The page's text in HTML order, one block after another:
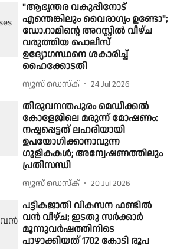
"ആഭ്യന്തര വകുപ്പിനോട്
എന്തെങ്കിലും വൈരാഗ്യം ഉണ്ടോ";
ഡോ.റാമിൻ്റെ അറസ്റ്റിൽ വീഴ്ച
വരുത്തിയ പൊലീസ്
ഉദ്യോഗസ്ഥനെ ശകാരിച്ച്
ഹൈക്കോടതി
ന്യൂസ് ഡെസ്ക് 24 Jul 2026
തിരുവനന്തപുരം മെഡിക്കൽ
കോളേജിലെ മരുന്ന് മോഷണം:
നഷ്ടപ്പെട്ടത് ലഹരിയായി
ഉപയോഗിക്കാനാവുന്ന
ഗുളികകള്‍; അന്വേഷണത്തിലും
പ്രതിസന്ധി
ന്യൂസ് ഡെസ്ക് 20 Jul 2026
​പട്ടികജാതി വികസന ഫണ്ടിൽ
വൻ വീഴ്ച; ഇടതു സർക്കാർ
മൂന്നുവർഷത്തിനിടെ
പാഴാക്കിയത് 1702 കോടി രൂപ